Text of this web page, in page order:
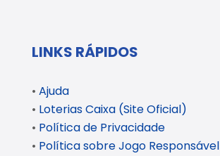
LINKS RÁPIDOS
• Ajuda
• Loterias Caixa (Site Oficial)
• Política de Privacidade
• Política sobre Jogo Responsável